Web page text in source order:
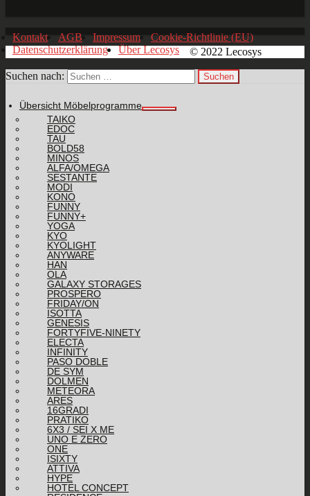
Kontakt AGB Impressum
Cookie-Richtlinie (EU)
Datenschutzerklärung
Über Lecosys © 2022 Lecosys
Suchen nach:
Übersicht Möbelprogramme
TAIKO
EDOC
TAU
BOLD58
MINOS
ALFA/OMEGA
SESTANTE
MODI
KONO
FUNNY
FUNNY+
YOGA
KYO
KYOLIGHT
ANYWARE
HAN
OLA
GALAXY STORAGES
PROSPERO
FRIDAY/ON
ISOTTA
GENESIS
FORTYFIVE-NINETY
ELECTA
INFINITY
PASO DOBLE
DE SYM
DOLMEN
METEORA
ARES
16GRADI
PRATIKO
6X3 / SEI X ME
UNO E ZERO
ONE
ISIXTY
ATTIVA
HYPE
HOTEL CONCEPT